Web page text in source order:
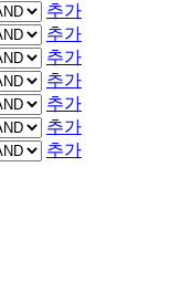
추가
추가
추가
추가
추가
추가
추가